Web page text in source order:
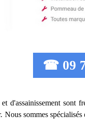
☎ 09
d'assainissement sont
Nous sommes